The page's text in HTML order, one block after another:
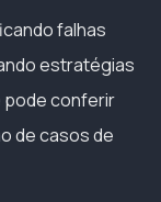
falhas
estratégias
pode conferir
de casos de